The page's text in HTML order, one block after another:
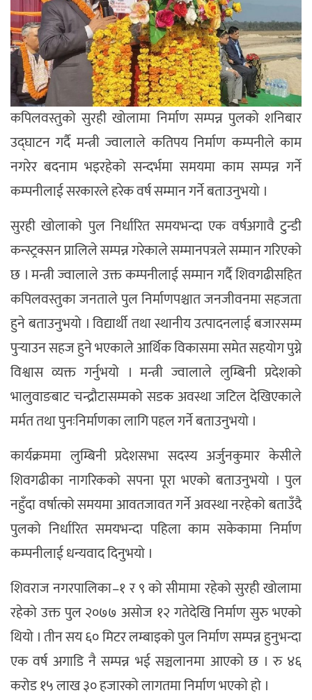
कपिलवस्तुको सुरही खोलामा निर्माण सम्पन्न पुलको शनिबार
उद्घाटन गर्दै मन्त्री ज्वालाले कतिपय निर्माण कम्पनीले काम
नगरेर बदनाम भइरहेको सन्दर्भमा समयमा काम सम्पन्न गर्ने
कम्पनीलाई सरकारले हरेक वर्ष सम्मान गर्ने बताउनुभयो ।
सुरही खोलाको पुल निर्धारित समयभन्दा एक वर्षअगावै टुन्डी
कन्स्ट्रक्सन प्रालिले सम्पन्न गरेकाले सम्मानपत्रले सम्मान गरिएको
छ । मन्त्री ज्वालाले उक्त कम्पनीलाई सम्मान गर्दै शिवगढीसहित
कपिलवस्तुका जनताले पुल निर्माणपश्चात जनजीवनमा सहजता
हुने बताउनुभयो । विद्यार्थी तथा स्थानीय उत्पादनलाई बजारसम्म
पुर्‍याउन सहज हुने भएकाले आर्थिक विकासमा समेत सहयोग पुग्ने
विश्वास व्यक्त गर्नुभयो । मन्त्री ज्वालाले लुम्बिनी प्रदेशको
भालुवाङबाट चन्द्रौटासम्मको सडक अवस्था जटिल देखिएकाले
मर्मत तथा पुनःनिर्माणका लागि पहल गर्ने बताउनुभयो ।
कार्यक्रममा लुम्बिनी प्रदेशसभा सदस्य अर्जुनकुमार केसीले
शिवगढीका नागरिकको सपना पूरा भएको बताउनुभयो । पुल
नहुँदा वर्षात्को समयमा आवतजावत गर्ने अवस्था नरहेको बताउँदै
पुलको निर्धारित समयभन्दा पहिला काम सकेकामा निर्माण
कम्पनीलाई धन्यवाद दिनुभयो ।
शिवराज नगरपालिका–१ र ९ को सीमामा रहेको सुरही खोलामा
रहेको उक्त पुल २०७७ असोज १२ गतेदेखि निर्माण सुरु भएको
थियो । तीन सय ६० मिटर लम्बाइको पुल निर्माण सम्पन्न हुनुभन्दा
एक वर्ष अगाडि नै सम्पन्न भई सञ्चलानमा आएको छ । रु ४६
करोड १५ लाख ३० हजारको लागतमा निर्माण भएको हो ।